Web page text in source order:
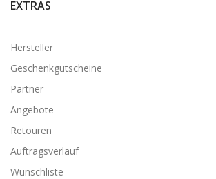
EXTRAS
Hersteller
Geschenkgutscheine
Partner
Angebote
Retouren
Auftragsverlauf
Wunschliste